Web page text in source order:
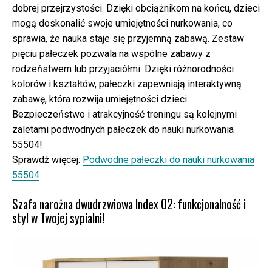
dobrej przejrzystości. Dzięki obciążnikom na końcu, dzieci
mogą doskonalić swoje umiejętności nurkowania, co
sprawia, że nauka staje się przyjemną zabawą. Zestaw
pięciu pałeczek pozwala na wspólne zabawy z
rodzeństwem lub przyjaciółmi. Dzięki różnorodności
kolorów i kształtów, pałeczki zapewniają interaktywną
zabawę, która rozwija umiejętności dzieci.
Bezpieczeństwo i atrakcyjność treningu są kolejnymi
zaletami podwodnych pałeczek do nauki nurkowania
55504!
Sprawdź więcej: Podwodne pałeczki do nauki nurkowania
55504
Szafa narożna dwudrzwiowa Index 02: funkcjonalność i
styl w Twojej sypialni!